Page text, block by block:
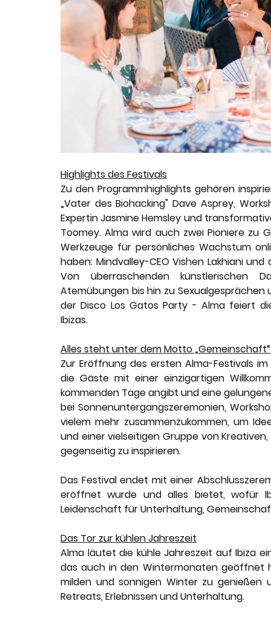
Highlights des Festivals
Zu den Programmhighlights gehören
„Vater des Biohacking" Dave Asprey,
Expertin Jasmine Hemsley und
Toomey. Alma wird auch zwei Pioniere zu
Werkzeuge für persönliches Wachstum
haben: Mindvalley-CEO Vishen Lakhiani
Von überraschenden künstlerischen
Atemübungen bis hin zu
der Disco Los Gatos Party - Alma feiert
Ibizas.
Alles steht unter dem Motto „Gemeinschaft“
Zur Eröffnung des ersten Alma-Festivals
die Gäste mit einer einzigartigen
kommenden Tage angibt und eine
bei Sonnenuntergangszeremonien,
vielem mehr zusammenzukommen, um
und einer vielseitigen Gruppe von
gegenseitig zu inspirieren.
Das Festival endet mit einer
eröffnet wurde und alles bietet, wofür
Leidenschaft für Unterhaltung,
Das Tor zur kühlen Jahreszeit
Alma läutet die kühle Jahreszeit auf Ibiza
das auch in den Wintermonaten geöffnet
milden und sonnigen Winter zu
Retreats, Erlebnissen und Unterhaltung.